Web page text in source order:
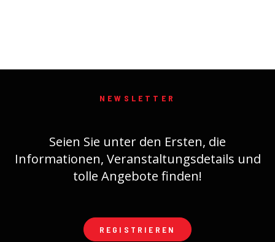
NEWSLETTER
Seien Sie unter den Ersten, die
Informationen, Veranstaltungsdetails und
tolle Angebote finden!
REGISTRIEREN